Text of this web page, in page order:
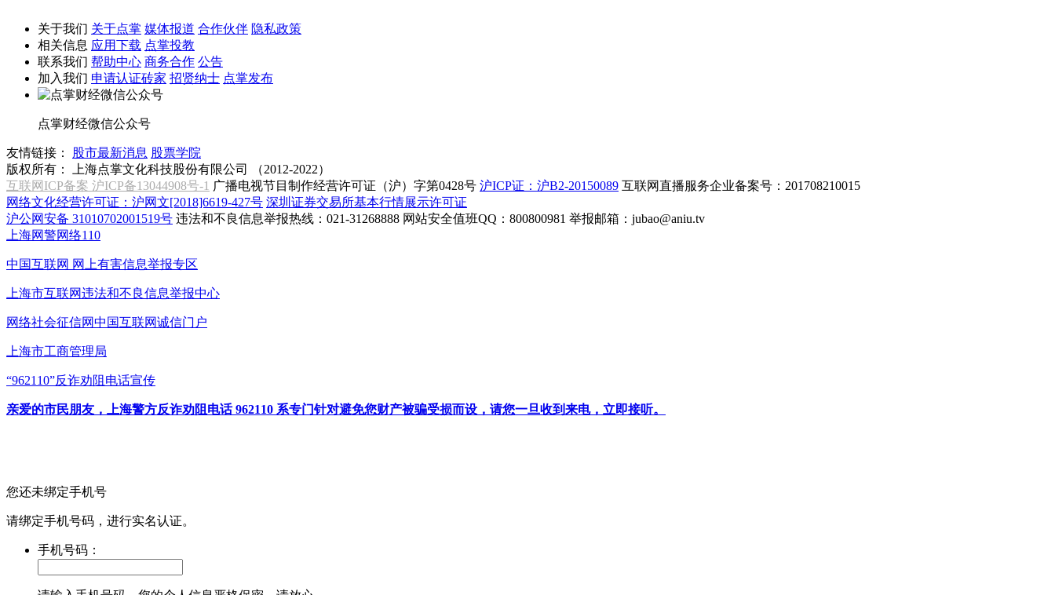
关于我们 关于点掌 媒体报道 合作伙伴 隐私政策
相关信息 应用下载 点掌投教
联系我们 帮助中心 商务合作 公告
加入我们 申请认证砖家 招贤纳士 点掌发布
点掌财经微信公众号
友情链接： 股市最新消息 股票学院
版权所有：
上海点掌文化科技股份有限公司 （2012-2022）
互联网ICP备案 沪ICP备13044908号-1 广播电视节目制作经营许可证（沪）字第0428号 沪ICP证：沪B2-20150089 互联网直播服务企业备案号：201708210015
网络文化经营许可证：沪网文[2018]6619-427号 深圳证券交易所基本行情展示许可证
沪公网安备 31010702001519号 违法和不良信息举报热线：021-31268888 网站安全值班QQ：800800981 举报邮箱： jubao@aniu.tv
上海网警网络110
中国互联网 网上有害信息举报专区
上海市互联网违法和不良信息举报中心
网络社会征信网中国互联网诚信门户
上海市工商管理局
“962110”反诈劝阻电话宣传
亲爱的市民朋友，上海警方反诈劝阻电话 962110 系专门针对避免您财产被骗受损而设，请您一旦收到来电，立即接听。
您还未绑定手机号
请绑定手机号码，进行实名认证。
手机号码：